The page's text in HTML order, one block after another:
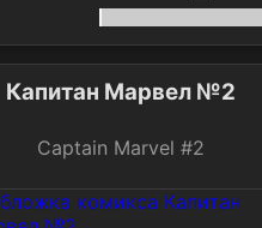
Капитан Марвел №2
Captain Marvel #2